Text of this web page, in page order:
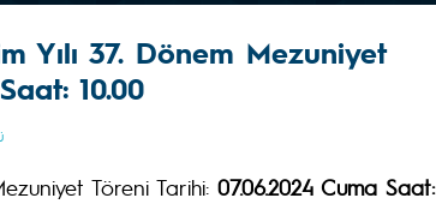
Yılı 37. Dönem Mezuniyet
10.00
Töreni Tarihi: 07.06.2024 Cuma Saat: